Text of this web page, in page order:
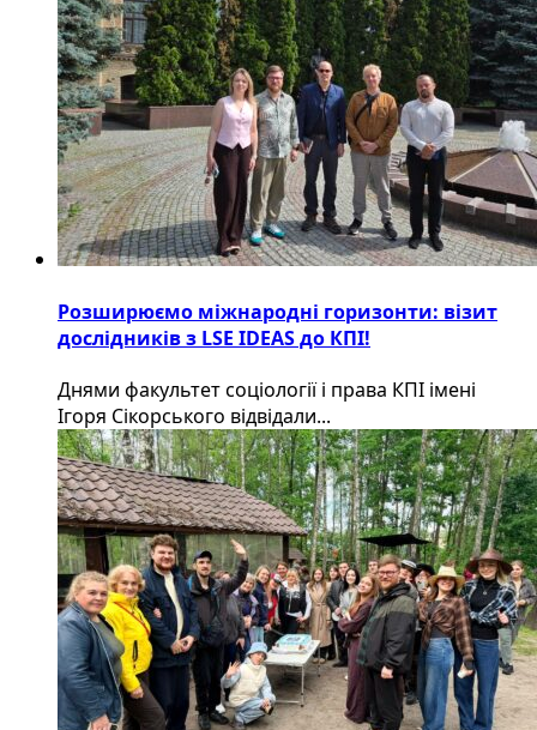
Розширюємо міжнародні горизонти: візит
дослідників з LSE IDEAS до КПІ!
Днями факультет соціології і права КПІ імені
Ігоря Сікорського відвідали...